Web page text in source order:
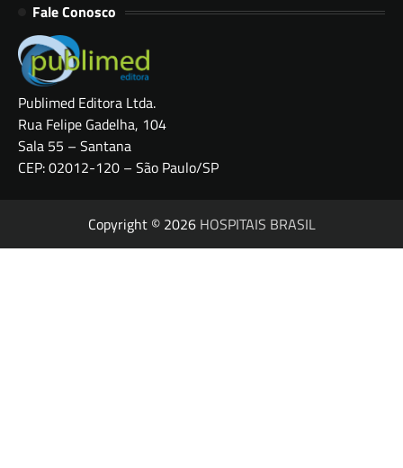
Fale Conosco
Publimed Editora Ltda.
Rua Felipe Gadelha, 104
Sala 55 – Santana
CEP: 02012-120 – São Paulo/SP
Copyright © 2026 HOSPITAIS BRASIL